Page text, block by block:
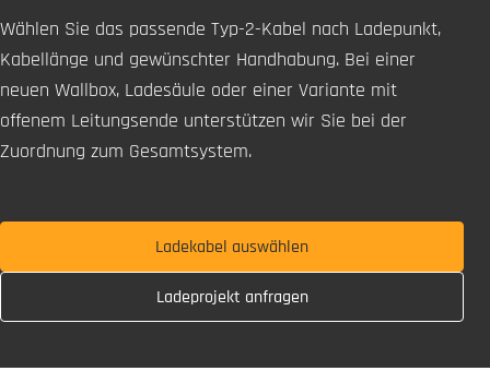
Wählen Sie das passende Typ-2-Kabel nach Ladepunkt,
Kabellänge und gewünschter Handhabung. Bei einer
neuen Wallbox, Ladesäule oder einer Variante mit
offenem Leitungsende unterstützen wir Sie bei der
Zuordnung zum Gesamtsystem.
Ladekabel auswählen
Ladeprojekt anfragen